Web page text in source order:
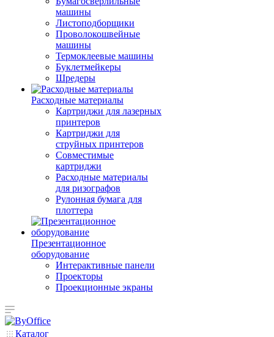
машины
Листоподборщики
Проволокошвейные
машины
Термоклеевые машины
Буклетмейкеры
Шредеры
Расходные материалы
Картриджи для лазерных
принтеров
Картриджи для
струйных принтеров
Совместимые
картриджи
Расходные материалы
для ризографов
Рулонная бумага для
плоттера
Презентационное
оборудование
Интерактивные панели
Проекторы
Проекционные экраны
Каталог